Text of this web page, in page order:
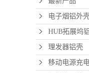
电子烟铝外
HUB拓展坞
理发器铝壳
移动电源充